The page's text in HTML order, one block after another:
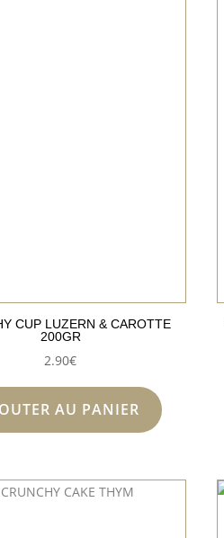
CUP LUZERN & CAROTTE
200GR
2.90€
AU PANIER